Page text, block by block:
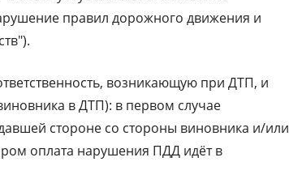
правил дорожного движения и
возникающую при ДТП, и
в ДТП): в первом случае
стороне со стороны виновника и/или
оплата нарушения ПДД идёт в